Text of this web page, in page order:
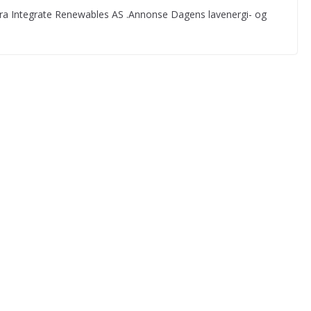
Integrate Renewables AS .Annonse Dagens lavenergi- og